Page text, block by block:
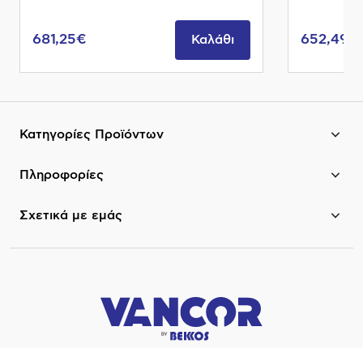
681,25€ Καλάθι 652,49€
Κατηγορίες Προϊόντων
Πληροφορίες
Σχετικά με εμάς